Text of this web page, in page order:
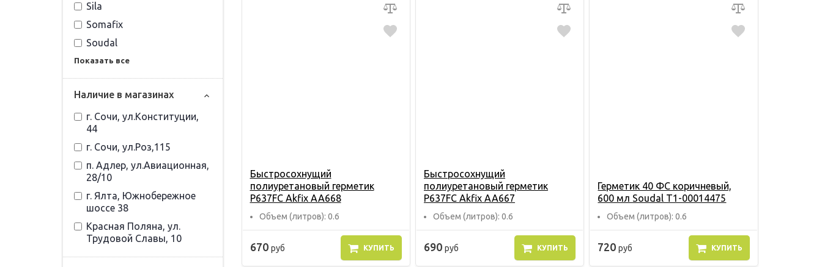
Sila
Somafix
Soudal
Показать все
Наличие в магазинах
г. Сочи, ул.Конституции,
44
г. Сочи, ул.Роз,115
п. Адлер, ул.Авиационная,
28/10
г. Ялта, Южнобережное
шоссе 38
Красная Поляна, ул.
Трудовой Славы, 10
Быстросохнущий
полиуретановый герметик
P637FC Akfix AA668
Объем (литров): 0.6
670 руб КУПИТЬ
Быстросохнущий
полиуретановый герметик
P637FC Akfix AA667
Объем (литров): 0.6
690 руб КУПИТЬ
Герметик 40 ФС коричневый,
600 мл Soudal Т1-00014475
Объем (литров): 0.6
720руб КУПИТЬ